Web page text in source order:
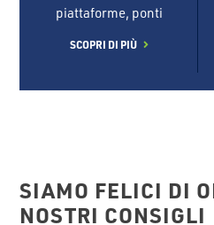
piattaforme, ponti
SCOPRI DI PIÙ
SIAMO FELICI DI
NOSTRI CONSIGLI